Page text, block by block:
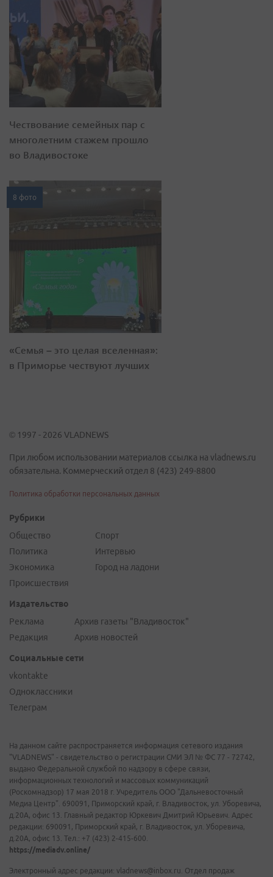
Чествование семейных пар с
многолетним стажем прошло
во Владивостоке
8 фото
«Семья – это целая вселенная»:
в Приморье чествуют лучших
© 1997 - 2026 VLADNEWS
При любом использовании материалов ссылка на vladnews.ru
обязательна. Коммерческий отдел 8 (423) 249-8800
Политика обработки персональных данных
Рубрики
Общество
Политика
Экономика
Происшествия
Спорт
Интервью
Город на ладони
Издательство
Реклама
Редакция
Архив газеты "Владивосток"
Архив новостей
Социальные сети
vkontakte
Одноклассники
Телеграм
На данном сайте распространяется информация сетевого издания
"VLADNEWS" - свидетельство о регистрации СМИ ЭЛ № ФС 77 - 72742,
выдано Федеральной службой по надзору в сфере связи,
информационных технологий и массовых коммуникаций
(Роскомнадзор) 17 мая 2018 г. Учредитель ООО "Дальневосточный
Медиа Центр". 690091, Приморский край, г. Владивосток, ул. Уборевича,
д.20А, офис 13. Главный редактор Юркевич Дмитрий Юрьевич. Адрес
редакции: 690091, Приморский край, г. Владивосток, ул. Уборевича,
д.20А, офис 13. Тел.: +7 (423) 2-415-600.
https://mediadv.online/
Электронный адрес редакции: vladnews@inbox.ru. Отдел продаж